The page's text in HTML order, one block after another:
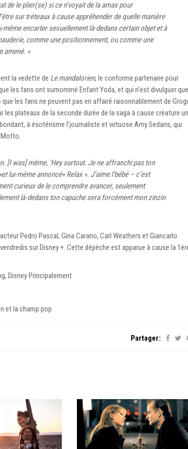
de le plier(se) si ce n’voyait de la amas pour
sur tréteaux à cause appréhender de quelle manière
encarter sexuellement là-dedans certain objet et à
comme une positionnement, ou comme une
amené. «
la vedette de Le mandalorien, le conforme partenaire pour
les fans ont surnommé Enfant Yoda, et qui n’est divulguer que
que les fans ne peuvent pas en affairé raisonnablement de
plateaux de la seconde durée de la saga à cause créature un
à ésotérisme l’journaliste et virtuose Amy Sedaris, qui
Motto.
[I was] même, ‘Hey surtout. Je ne affranchi pas ton
lui-même annoncé« Relax ». J’aime l’bébé – c’est
curieux de le comprendre avancer, seulement
là-dedans ton capuche sera forcément mon zinzin
Pedro Pascal, Gina Carano, Carl Weathers et Giancarlo
sur Disney +. Cette dépêche est apparue à cause la
Disney Principalement
et la champ pop.
Partager: